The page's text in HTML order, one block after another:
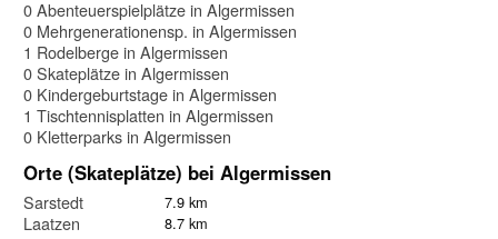
0 Abenteuerspielplätze in Algermissen
0 Mehrgenerationensp. in Algermissen
1 Rodelberge in Algermissen
0 Skateplätze in Algermissen
0 Kindergeburtstage in Algermissen
1 Tischtennisplatten in Algermissen
0 Kletterparks in Algermissen
Orte (Skateplätze) bei Algermissen
Sarstedt 7.9 km
Laatzen 8.7 km